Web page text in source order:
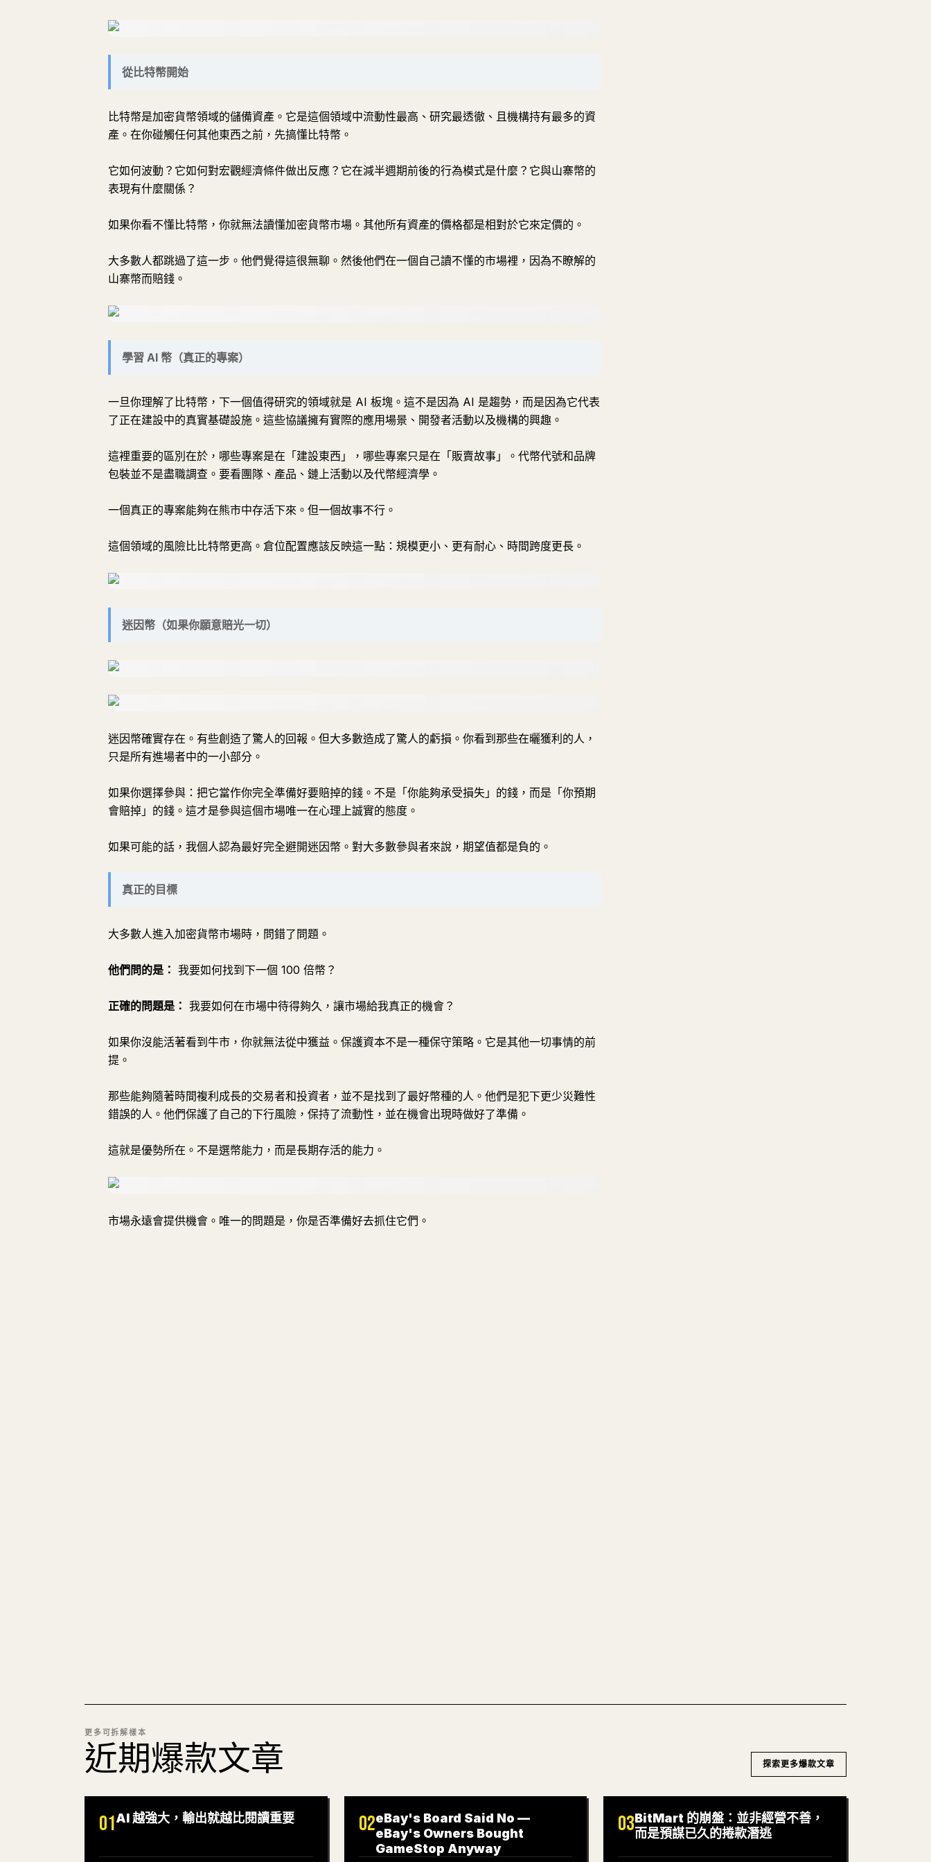
從比特幣開始
比特幣是加密貨幣領域的儲備資產。它是這個領域中流動性最高、研究最透徹、且機構持有最多的資
產。在你碰觸任何其他東西之前，先搞懂比特幣。
它如何波動？它如何對宏觀經濟條件做出反應？它在減半週期前後的行為模式是什麼？它與山寨幣的
表現有什麼關係？
如果你看不懂比特幣，你就無法讀懂加密貨幣市場。其他所有資產的價格都是相對於它來定價的。
大多數人都跳過了這一步。他們覺得這很無聊。然後他們在一個自己讀不懂的市場裡，因為不瞭解的
山寨幣而賠錢。
學習 AI 幣（真正的專案）
一旦你理解了比特幣，下一個值得研究的領域就是 AI 板塊。這不是因為 AI 是趨勢，而是因為它代表
了正在建設中的真實基礎設施。這些協議擁有實際的應用場景、開發者活動以及機構的興趣。
這裡重要的區別在於，哪些專案是在「建設東西」，哪些專案只是在「販賣故事」。代幣代號和品牌
包裝並不是盡職調查。要看團隊、產品、鏈上活動以及代幣經濟學。
一個真正的專案能夠在熊市中存活下來。但一個故事不行。
這個領域的風險比比特幣更高。倉位配置應該反映這一點：規模更小、更有耐心、時間跨度更長。
迷因幣（如果你願意賠光一切）
迷因幣確實存在。有些創造了驚人的回報。但大多數造成了驚人的虧損。你看到那些在曬獲利的人，
只是所有進場者中的一小部分。
如果你選擇參與：把它當作你完全準備好要賠掉的錢。不是「你能夠承受損失」的錢，而是「你預期
會賠掉」的錢。這才是參與這個市場唯一在心理上誠實的態度。
如果可能的話，我個人認為最好完全避開迷因幣。對大多數參與者來說，期望值都是負的。
真正的目標
大多數人進入加密貨幣市場時，問錯了問題。
他們問的是： 我要如何找到下一個 100 倍幣？
正確的問題是： 我要如何在市場中待得夠久，讓市場給我真正的機會？
如果你沒能活著看到牛市，你就無法從中獲益。保護資本不是一種保守策略。它是其他一切事情的前
提。
那些能夠隨著時間複利成長的交易者和投資者，並不是找到了最好幣種的人。他們是犯下更少災難性
錯誤的人。他們保護了自己的下行風險，保持了流動性，並在機會出現時做好了準備。
這就是優勢所在。不是選幣能力，而是長期存活的能力。
市場永遠會提供機會。唯一的問題是，你是否準備好去抓住它們。
更多可拆解樣本
近期爆款文章 探索更多爆款文章
01AI 越強大，輸出就越比閱讀重要 02eBay's Board Said No —
eBay's Owners Bought
GameStop Anyway
03BitMart 的崩盤：並非經營不善，
而是預謀已久的捲款潛逃